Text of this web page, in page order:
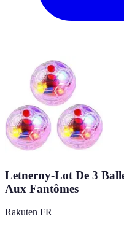
Letnerny-Lot De 3
Aux Fantômes
Rakuten FR